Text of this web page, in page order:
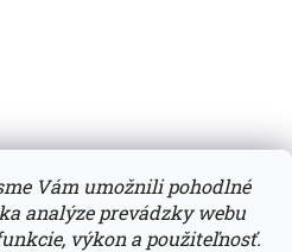
Vám umožnili pohodlné
analýze prevádzky webu
výkon a použiteľnosť.
Heureka.sk